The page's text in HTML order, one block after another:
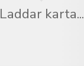
Laddar karta...